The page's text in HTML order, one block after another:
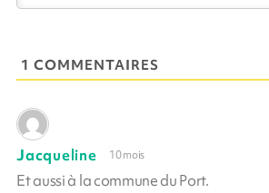
1 COMMENTAIRES
Jacqueline 10 mois
Et aussi à la commune du Port.